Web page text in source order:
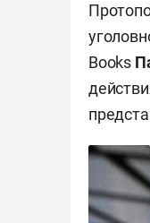
Books